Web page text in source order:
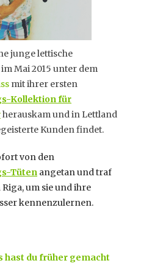
junge lettische
Mai 2015 unter dem
mit ihrer ersten
Kollektion für
herauskam und in Lettland
Kunden findet.
von den
Tüten angetan und traf
um sie und ihre
kennenzulernen.
hast du früher gemacht